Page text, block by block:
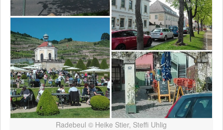
Radebeul © Heike Stier, Steffi Uhlig